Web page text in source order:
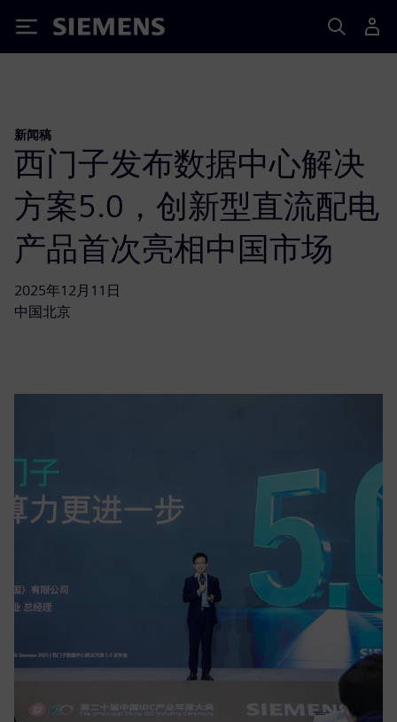
Siemens
新闻稿
西门子发布数据中心解决
方案5.0，创新型直流配电
产品首次亮相中国市场
2025年12月11日
中国北京